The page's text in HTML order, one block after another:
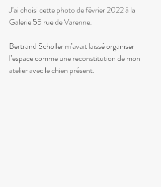
J’ai choisi cette photo de février 2022 à la
Galerie 55 rue de Varenne.
Bertrand Scholler m’avait laissé organiser
l’espace comme une reconstitution de mon
atelier avec le chien présent.